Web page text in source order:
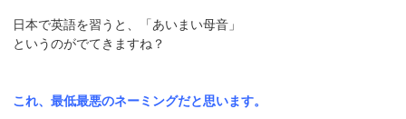
日本で英語を習うと、「あいまい母音」
というのがでてきますね？
これ、最低最悪のネーミングだと思います。